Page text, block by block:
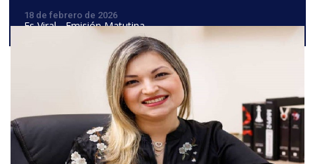
18 de febrero de 2026
Es Viral - Emisión Matutina